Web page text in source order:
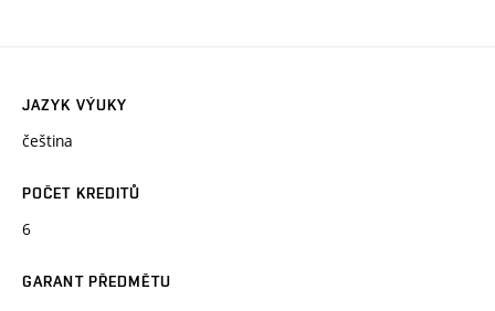
JAZYK VÝUKY
čeština
POČET KREDITŮ
6
GARANT PŘEDMĚTU